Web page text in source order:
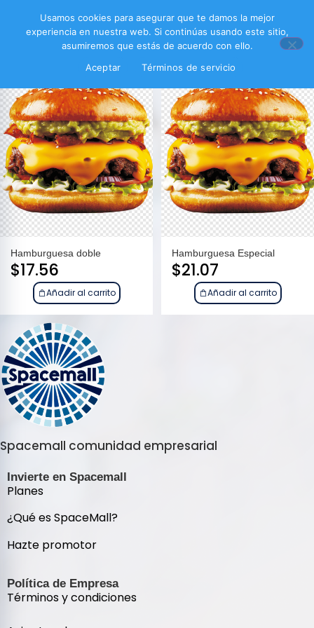
Filtrar productos
Hamburguesa doble
$17.56
Añadir al carrito
Hamburguesa Especial
$21.07
Añadir al carrito
Spacemall comunidad empresarial
Invierte en Spacemall
Planes
¿Qué es SpaceMall?
Hazte promotor
Política de Empresa
Términos y condiciones
Usamos cookies para asegurar que te damos la mejor
experiencia en nuestra web. Si continúas usando este sitio,
asumiremos que estás de acuerdo con ello.
Aceptar
Términos de servicio